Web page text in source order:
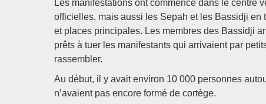
Les manifestations ont commencé dans le centre
officielles, mais aussi les Sepah et les Bassidji
et places principales. Les membres des Bassidji
prêts à tuer les manifestants qui arrivaient par
rassembler.
Au début, il y avait environ 10 000 personnes
n’avaient pas encore formé de cortège.